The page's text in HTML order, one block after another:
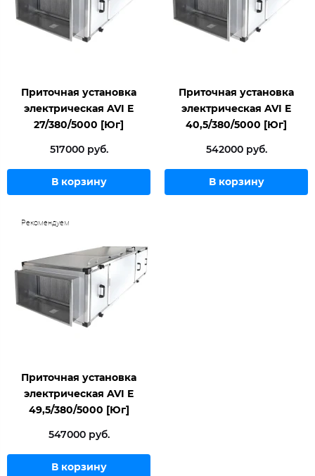
Приточная установка
электрическая AVI E
27/380/5000 [Юг]
517000 руб.
В корзину
Приточная установка
электрическая AVI E
40,5/380/5000 [Юг]
542000 руб.
В корзину
Рекомендуем
Приточная установка
электрическая AVI E
49,5/380/5000 [Юг]
547000 руб.
В корзину